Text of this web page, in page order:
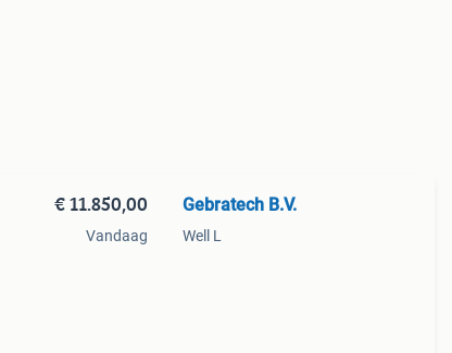
€ 11.850,00
Vandaag
Gebratech B.V.
Well L